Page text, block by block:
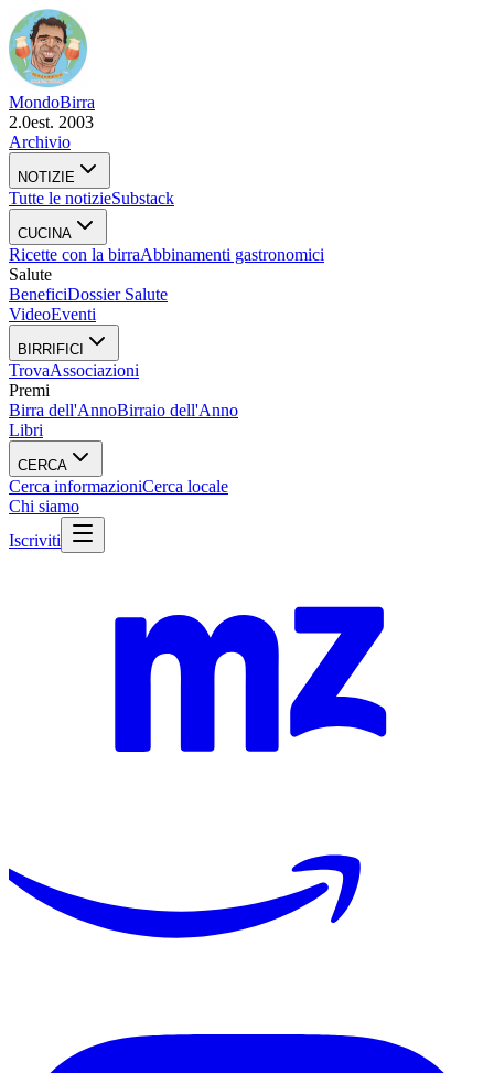
MondoBirra
2.0est. 2003
Archivio
NOTIZIE
Tutte le notizieSubstack
CUCINA
Ricette con la birraAbbinamenti gastronomici
Salute
BeneficiDossier Salute
VideoEventi
BIRRIFICI
TrovaAssociazioni
Premi
Birra dell'AnnoBirraio dell'Anno
Libri
CERCA
Cerca informazioniCerca locale
Chi siamo
Iscriviti